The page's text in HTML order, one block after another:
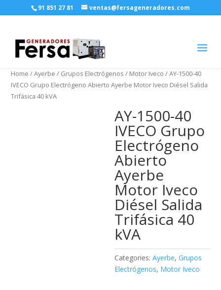
91 851 27 81 ventas@fersageneradores.com
Home /Ayerbe / Grupos Electrógenos / Motor Iveco / AY-1500-40
IVECO Grupo Electrógeno Abierto Ayerbe Motor Iveco Diésel Salida
Trifásica 40 kVA
AY-1500-40
IVECO Grupo
Electrógeno
Abierto
Ayerbe
Motor Iveco
Diésel Salida
Trifásica 40
kVA
Categories:Ayerbe,Grupos
Electrógenos, Motor Iveco